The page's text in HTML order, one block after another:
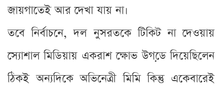
জায়গাতেই আর দেখা যায় না।
তবে নির্বাচনে, দল নুসরতকে টিকিট না দেওয়ায়
স্যোশাল মিডিয়ায় একরাশ ক্ষোভ উগডে় দিয়েছিলেন
ঠিকই অন্যদিকে অভিনেত্রী মিমি কিন্তু একেবারেই